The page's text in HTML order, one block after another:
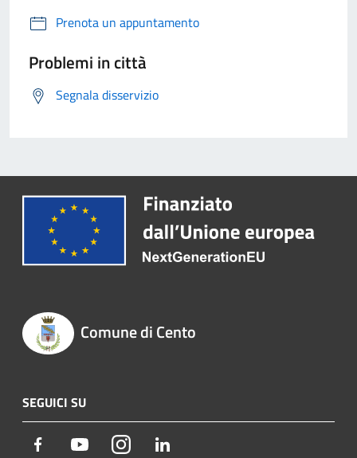
Prenota un appuntamento
Problemi in città
Segnala disservizio
Comune di Cento
SEGUICI SU
Facebook YoutubeInstagram